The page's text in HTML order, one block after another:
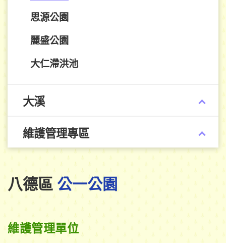
思源公園
麗盛公園
大仁滯洪池
大溪
維護管理專區
八德區公一公園
維護管理單位